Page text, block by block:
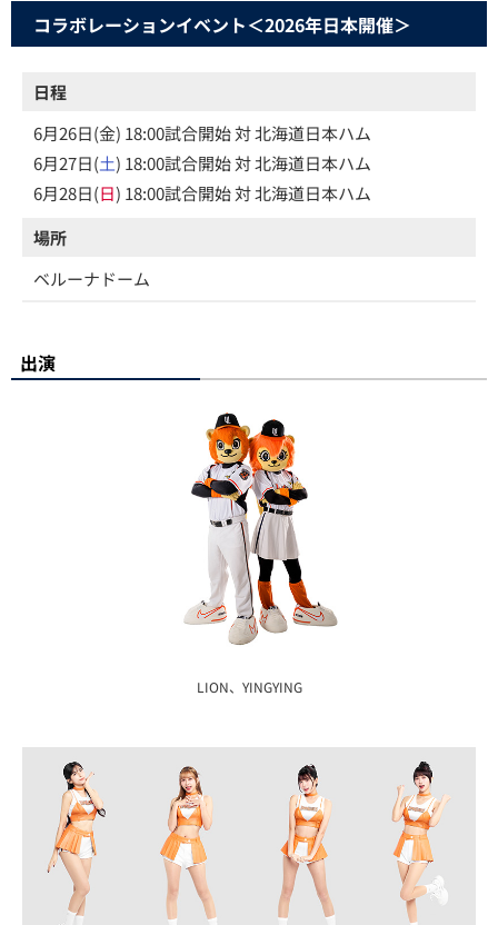
コラボレーションイベント＜2026年日本開催＞
日程
6月26日(金) 18:00試合開始 対 北海道日本ハム
6月27日(土) 18:00試合開始 対 北海道日本ハム
6月28日(日) 18:00試合開始 対 北海道日本ハム
場所
ベルーナドーム
出演
LION、YINGYING